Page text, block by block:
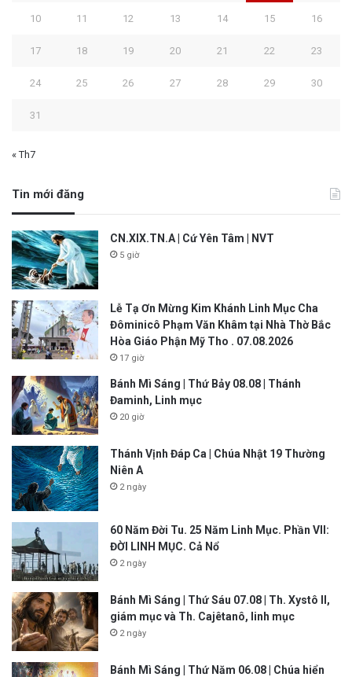
10 11 12 13 14 15 16
17 18 19 20 21 22 23
24 25 26 27 28 29 30
31
« Th7
Tin mới đăng
CN.XIX.TN.A | Cứ Yên Tâm | NVT
5 giờ
Lễ Tạ Ơn Mừng Kim Khánh Linh Mục Cha
Đôminicô Phạm Văn Khâm tại Nhà Thờ Bắc
Hòa Giáo Phận Mỹ Tho . 07.08.2026
17 giờ
Bánh Mì Sáng | Thứ Bảy 08.08 | Thánh
Đaminh, Linh mục
20 giờ
Thánh Vịnh Đáp Ca | Chúa Nhật 19 Thường
Niên A
2 ngày
60 Năm Đời Tu. 25 Năm Linh Mục. Phần VII:
ĐỜI LINH MỤC. Cả Nổ
2 ngày
Bánh Mì Sáng | Thứ Sáu 07.08 | Th. Xystô II,
giám mục và Th. Cajêtanô, linh mục
2 ngày
Bánh Mì Sáng | Thứ Năm 06.08 | Chúa hiển